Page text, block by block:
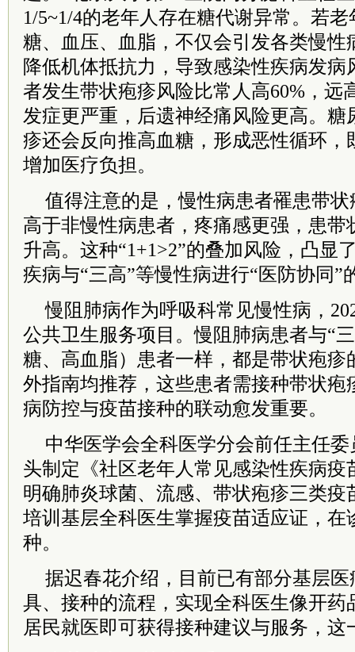
1/5~1/4的老年人存在糖代谢异常。若
糖、血压、血脂，不仅会引发各类慢性
降低机体抵抗力，导致感染性疾病发病
者发生带状疱疹风险比常人高60%，远
发症更严重，后遗神经痛风险更高。糖
疹还会反向推高血糖，形成恶性循环，
增加医疗负担。
值得注意的是，慢性病患者罹患带
高于非慢性病患者，疼痛感更强，患带
升高。这种“1+1>2”的叠加风险，凸显
疾病与“三高”等慢性病进行“医防协同”
慢阻肺病作为呼吸科常见慢性病，
公共卫生服务项目。慢阻肺病患者与“
糖、高血脂）患者一样，都是带状疱疹
外指南均推荐，这些患者需接种带状疱
病防控与疫苗接种的联动愈发重要。
中华医学会全科医学分会前任主任
头制定《社区老年人常见感染性疾病疫
明确肺炎球菌、流感、带状疱疹三类疫
培训基层全科医生掌握疫苗适应证，在
种。
据迟春花介绍，目前已有部分基层
具、接种的流程，实现全科医生像开药
居民就医即可获得接种建议与服务，这